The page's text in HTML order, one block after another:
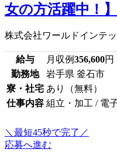
女の方活躍中！
株式会社ワールドインテ
給与 月収例356,600円
勤務地
岩手県 釜石市
寮・社宅 あり（無料）
仕事内容 組立・加工 / 電
＼最短45秒で完了／
応募へ進む